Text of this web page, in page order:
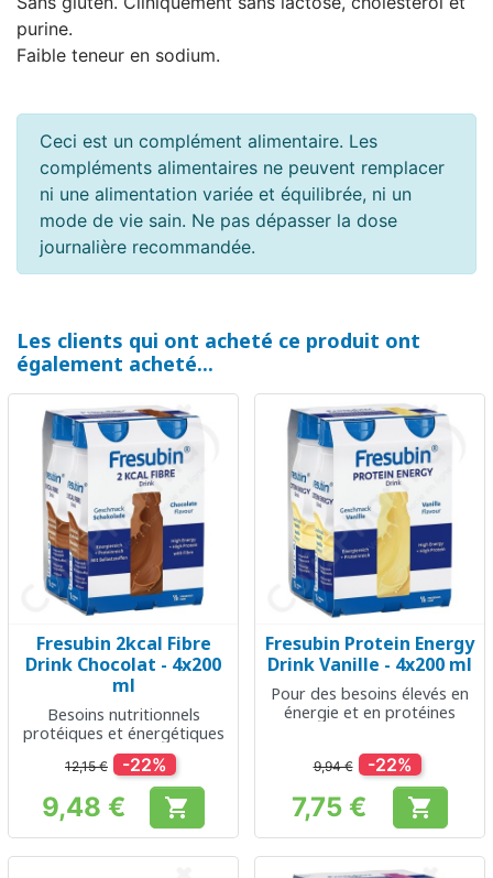
purine.
Faible teneur en sodium.
Ceci est un complément alimentaire. Les
compléments alimentaires ne peuvent remplacer
ni une alimentation variée et équilibrée, ni un
mode de vie sain. Ne pas dépasser la dose
journalière recommandée.
Les clients qui ont acheté ce produit ont
également acheté...
Fresubin 2kcal Fibre
Drink Chocolat - 4x200
ml
Besoins nutritionnels
protéiques et énergétiques
12,15 € -22%
Prix
9,48 € 
Fresubin Protein Energy
Drink Vanille - 4x200 ml
Pour des besoins élevés en
énergie et en protéines
9,94 € -22%
Prix
7,75 € 